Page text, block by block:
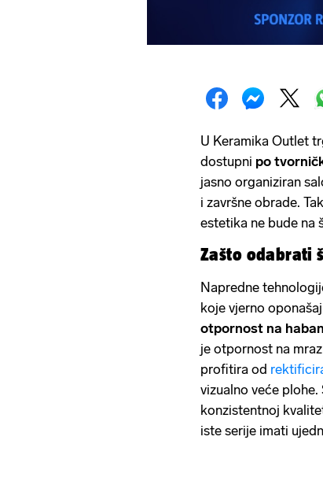
U Keramika Outlet
dostupni po
jasno organiziran
i završne obrade.
estetika ne bude na
Zašto odabrati
Napredne
koje vjerno
otpornost na
je otpornost na
profitira od
vizualno veće
konzistentnoj
iste serije imati